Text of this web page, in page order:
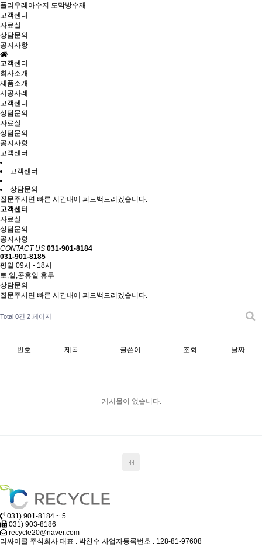
폴리우레아수지 도막방수재
고객센터
자료실
상담문의
공지사항
고객센터
회사소개
제품소개
시공사례
고객센터
상담문의
자료실
상담문의
공지사항
고객센터
고객센터
상담문의
질문주시면 빠른 시간내에 피드백드리겠습니다.
고객센터
자료실
상담문의
공지사항
CONTACT US 031-901-8184
031-901-8185
평일 09시 - 18시
토,일,공휴일 휴무
상담문의
질문주시면 빠른 시간내에 피드백드리겠습니다.
Total 0건 2 페이지
번호 제목 글쓴이 조회 날짜
게시물이 없습니다.
031) 901-8184 ~ 5
031) 903-8186
recycle20@naver.com
리싸이클 주식회사 대표 : 박찬수 사업자등록번호 : 128-81-97608